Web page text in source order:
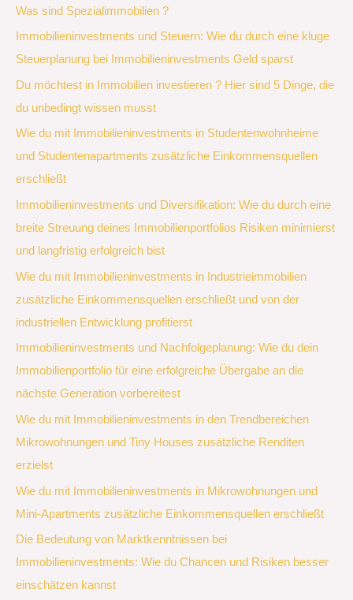
Was sind Spezialimmobilien ?
Immobilieninvestments und Steuern: Wie du durch eine kluge
Steuerplanung bei Immobilieninvestments Geld sparst
Du möchtest in Immobilien investieren ? Hier sind 5 Dinge, die
du unbedingt wissen musst
Wie du mit Immobilieninvestments in Studentenwohnheime
und Studentenapartments zusätzliche Einkommensquellen
erschließt
Immobilieninvestments und Diversifikation: Wie du durch eine
breite Streuung deines Immobilienportfolios Risiken minimierst
und langfristig erfolgreich bist
Wie du mit Immobilieninvestments in Industrieimmobilien
zusätzliche Einkommensquellen erschließt und von der
industriellen Entwicklung profitierst
Immobilieninvestments und Nachfolgeplanung: Wie du dein
Immobilienportfolio für eine erfolgreiche Übergabe an die
nächste Generation vorbereitest
Wie du mit Immobilieninvestments in den Trendbereichen
Mikrowohnungen und Tiny Houses zusätzliche Renditen
erzielst
Wie du mit Immobilieninvestments in Mikrowohnungen und
Mini-Apartments zusätzliche Einkommensquellen erschließt
Die Bedeutung von Marktkenntnissen bei
Immobilieninvestments: Wie du Chancen und Risiken besser
einschätzen kannst